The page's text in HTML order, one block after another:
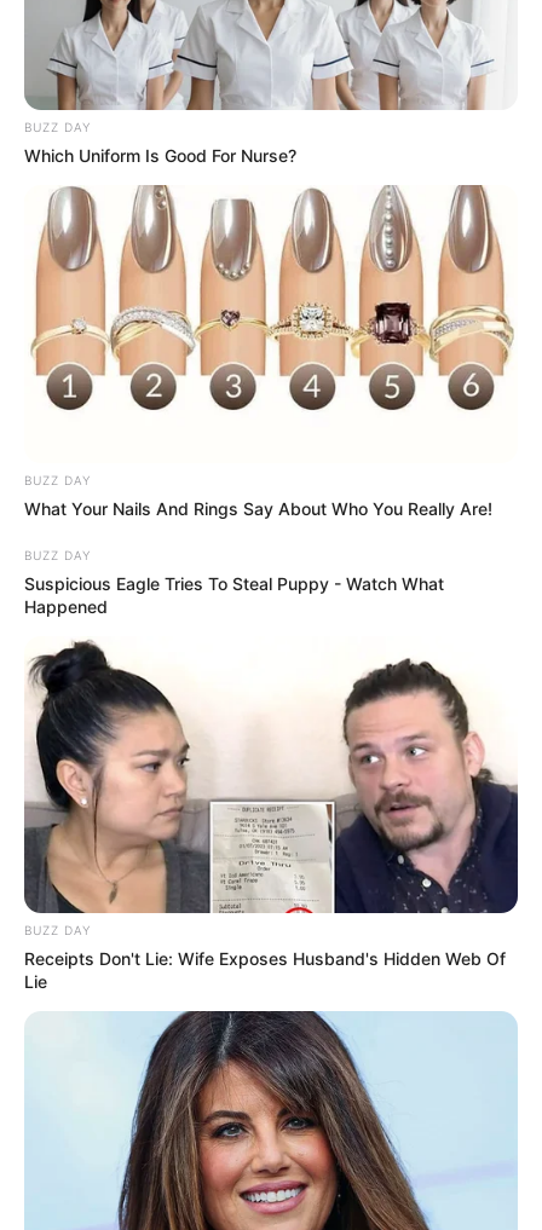
LIHAT ARTIKEL LAINNYA
Laras Kinanda
Shenina Cinnamon Megan Domani
Beby Tsabina Salshabilla Adriani
TULIS KOMENTAR
Alamat email Anda tidak akan dipublikasikan. Ruas yang wajib ditandai
BUZZ DAY
Which Uniform Is Good For Nurse?
BUZZ DAY
What Your Nails And Rings Say About Who You Really Are!
BUZZ DAY
Suspicious Eagle Tries To Steal Puppy - Watch What
Happened
BUZZ DAY
Receipts Don't Lie: Wife Exposes Husband's Hidden Web Of
Lie